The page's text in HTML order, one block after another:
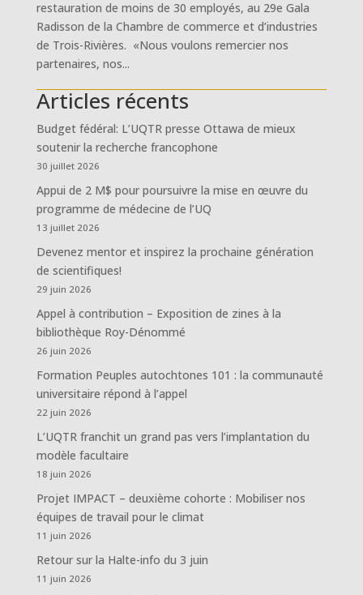
restauration de moins de 30 employés, au 29e Gala
Radisson de la Chambre de commerce et d’industries
de Trois-Rivières. «Nous voulons remercier nos
partenaires, nos...
Articles récents
Budget fédéral: L’UQTR presse Ottawa de mieux
soutenir la recherche francophone
30 juillet 2026
Appui de 2 M$ pour poursuivre la mise en œuvre du
programme de médecine de l’UQ
13 juillet 2026
Devenez mentor et inspirez la prochaine génération
de scientifiques!
29 juin 2026
Appel à contribution – Exposition de zines à la
bibliothèque Roy-Dénommé
26 juin 2026
Formation Peuples autochtones 101 : la communauté
universitaire répond à l’appel
22 juin 2026
L’UQTR franchit un grand pas vers l’implantation du
modèle facultaire
18 juin 2026
Projet IMPACT – deuxième cohorte : Mobiliser nos
équipes de travail pour le climat
11 juin 2026
Retour sur la Halte-info du 3 juin
11 juin 2026